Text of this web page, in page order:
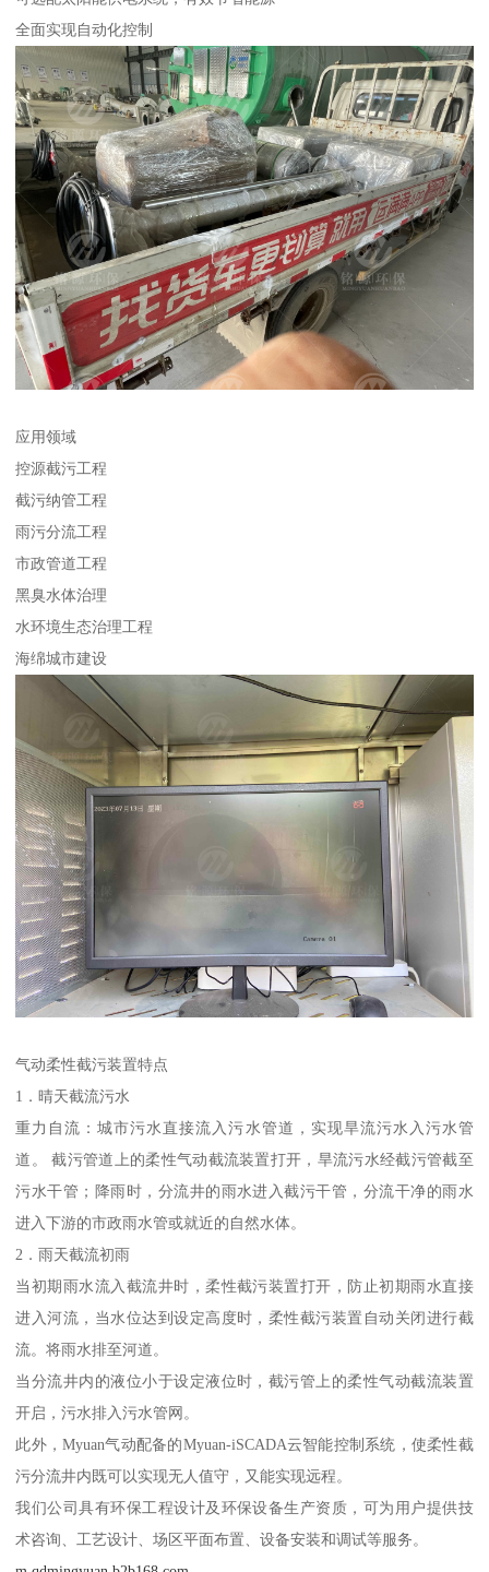
全面实现自动化控制
应用领域
控源截污工程
截污纳管工程
雨污分流工程
市政管道工程
黑臭水体治理
水环境生态治理工程
海绵城市建设
气动柔性截污装置特点
1．晴天截流污水
重力自流：城市污水直接流入污水管道，实现旱流污水入污水管
道。 截污管道上的柔性气动截流装置打开，旱流污水经截污管截至
污水干管；降雨时，分流井的雨水进入截污干管，分流干净的雨水
进入下游的市政雨水管或就近的自然水体。
2．雨天截流初雨
当初期雨水流入截流井时，柔性截污装置打开，防止初期雨水直接
进入河流，当水位达到设定高度时，柔性截污装置自动关闭进行截
流。将雨水排至河道。
当分流井内的液位小于设定液位时，截污管上的柔性气动截流装置
开启，污水排入污水管网。
此外，Myuan气动配备的Myuan-iSCADA云智能控制系统，使柔性截
污分流井内既可以实现无人值守，又能实现远程。
我们公司具有环保工程设计及环保设备生产资质，可为用户提供技
术咨询、工艺设计、场区平面布置、设备安装和调试等服务。